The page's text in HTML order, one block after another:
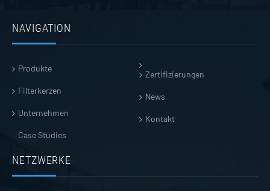
NAVIGATION
Produkte
Filterkerzen
Unternehmen
Case Studies
Zertifizierungen
News
Kontakt
NETZWERKE